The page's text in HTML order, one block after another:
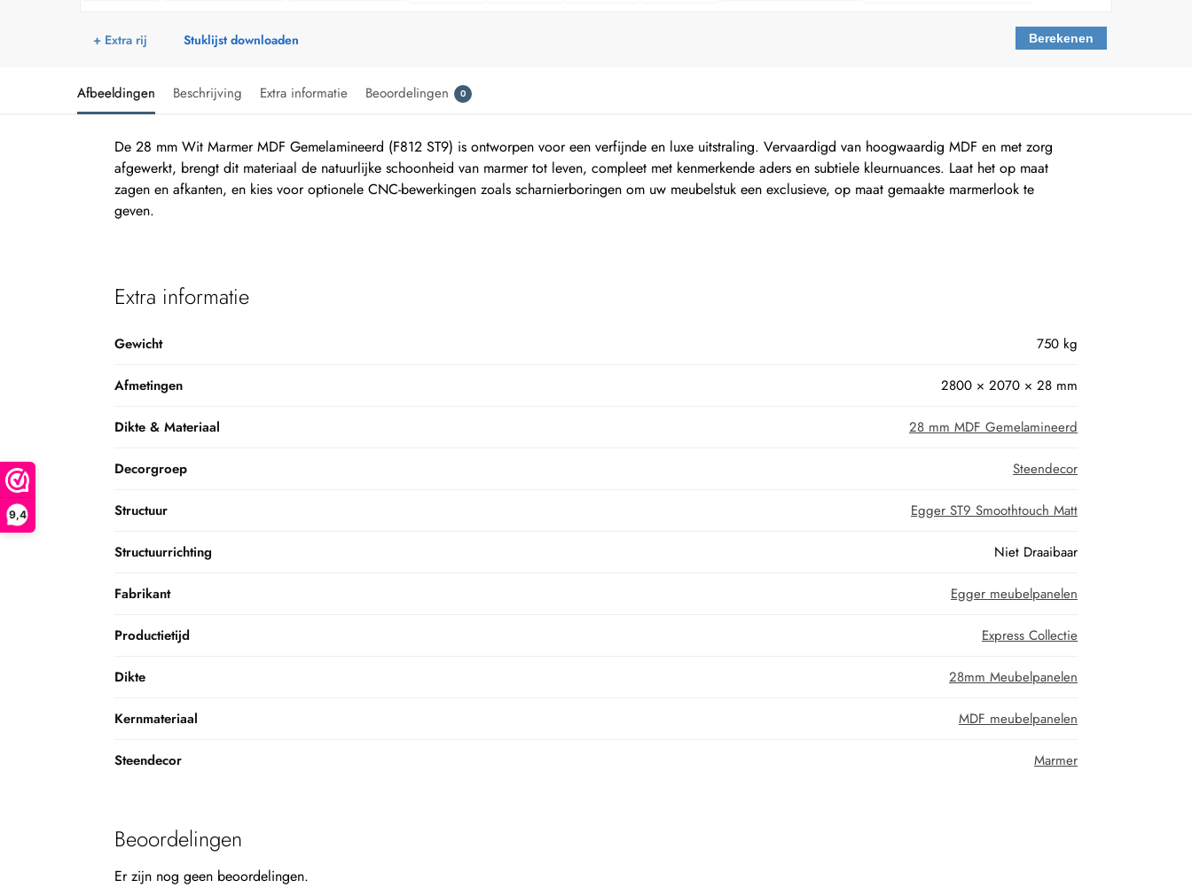
9,4
+ Extra rij Stuklijst downloaden Berekenen
Afbeeldingen Beschrijving Extra informatie Beoordelingen 0
De 28 mm Wit Marmer MDF Gemelamineerd (F812 ST9) is ontworpen voor een verfijnde en luxe uitstraling. Vervaardigd van hoogwaardig MDF en met zorg
afgewerkt, brengt dit materiaal de natuurlijke schoonheid van marmer tot leven, compleet met kenmerkende aders en subtiele kleurnuances. Laat het op maat
zagen en afkanten, en kies voor optionele CNC-bewerkingen zoals scharnierboringen om uw meubelstuk een exclusieve, op maat gemaakte marmerlook te
geven.
Extra informatie
Gewicht 750 kg
Afmetingen 2800 × 2070 × 28 mm
Dikte & Materiaal 28 mm MDF Gemelamineerd
Decorgroep Steendecor
Structuur Egger ST9 Smoothtouch Matt
Structuurrichting Niet Draaibaar
Fabrikant Egger meubelpanelen
Productietijd Express Collectie
Dikte 28mm Meubelpanelen
Kernmateriaal MDF meubelpanelen
Steendecor Marmer
Beoordelingen
Er zijn nog geen beoordelingen.